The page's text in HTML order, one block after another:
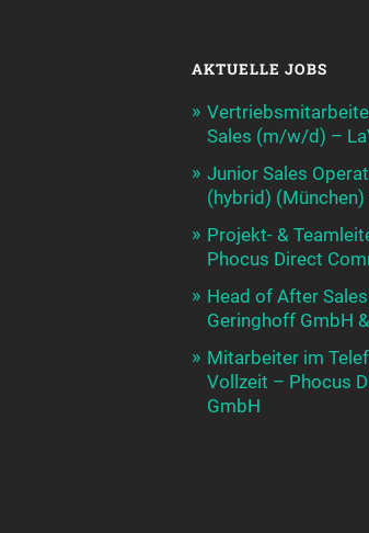
AKTUELLE JOBS
Sales (m/w/d) –
Junior Sales
(hybrid)
Projekt- &
Phocus Direct
Head of After
Geringhoff GmbH
Mitarbeiter im
Vollzeit – Phocus
GmbH